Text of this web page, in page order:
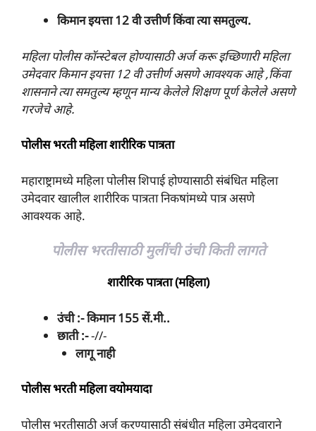
किमान इयत्ता 12 वी उत्तीर्ण किंवा त्या समतुल्य.
महिला पोलीस कॉन्स्टेबल होण्यासाठी अर्ज करू इच्छिणारी महिला
उमेदवार किमान इयत्ता 12 वी उत्तीर्ण असणे आवश्यक आहे ,किंवा
शासनाने त्या समतुल्य म्हणून मान्य केलेले शिक्षण पूर्ण केलेले असणे
गरजेचे आहे.
पोलीस भरती महिला शारीरिक पात्रता
महाराष्ट्रामध्ये महिला पोलीस शिपाई होण्यासाठी संबंधित महिला
उमेदवार खालील शारीरिक पात्रता निकषांमध्ये पात्र असणे
आवश्यक आहे.
पोलीस भरतीसाठी मुलींची उंची किती लागते
शारीरिक पात्रता (महिला)
उंची :- किमान 155 सें.मी..
छाती :--//-
लागू नाही
पोलीस भरती महिला वयोमयादा
पोलीस भरतीसाठी अर्ज करण्यासाठी संबंधीत महिला उमेदवाराने